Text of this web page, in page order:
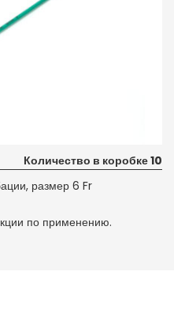
Количество в коробке 10
размер 6 Fr
по применению.